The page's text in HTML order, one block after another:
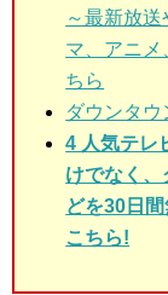
～最新放
マ、アニメ
ちら
ダウンタ
4 人気テレ
けでなく
どを30日
こちら!